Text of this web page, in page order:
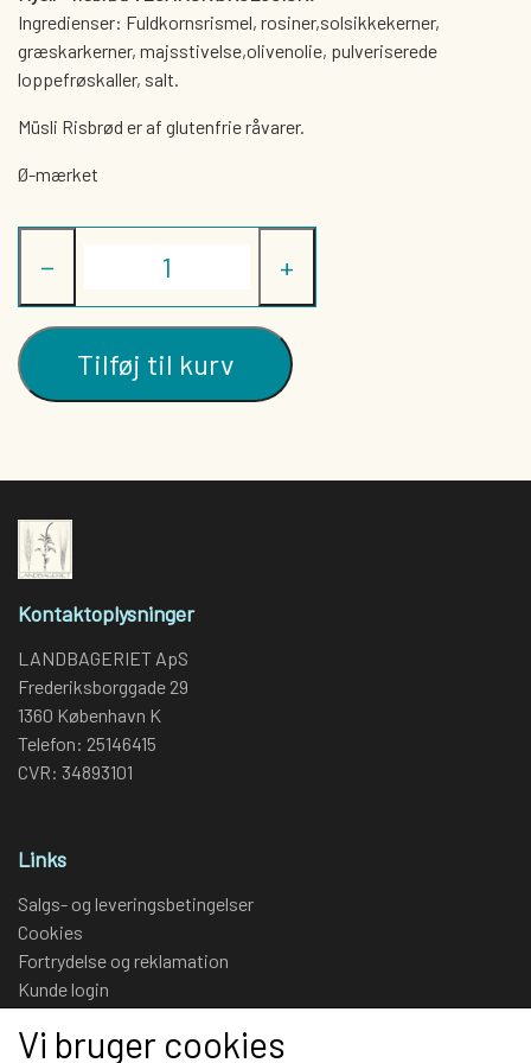
Ingredienser: Fuldkornsrismel, rosiner,solsikkekerner,
græskarkerner, majsstivelse,olivenolie, pulveriserede
loppefrøskaller, salt.
Müsli Risbrød er af glutenfrie råvarer.
Ø-mærket
− +
Tilføj til kurv
Kontaktoplysninger
LANDBAGERIET ApS
Frederiksborggade 29
1360 København K
Telefon: 25146415
CVR: 34893101
Links
Salgs- og leveringsbetingelser
Cookies
Fortrydelse og reklamation
Kunde login
Kontakt
Vi bruger cookies